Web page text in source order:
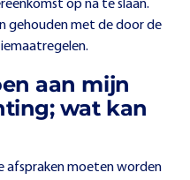
op na te slaan.
gehouden met de door de
aan mijn
wat kan
afspraken moeten worden